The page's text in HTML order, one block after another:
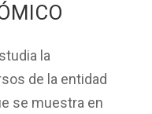
la
de la entidad
se muestra en